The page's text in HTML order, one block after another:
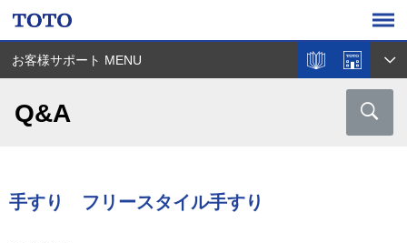
お客様サポート MENU
Q&A
手すり フリースタイル手すり